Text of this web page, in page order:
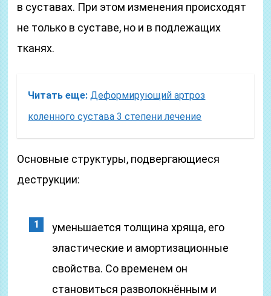
в суставах. При этом изменения происходят
не только в суставе, но и в подлежащих
тканях.
Читать еще: Деформирующий артроз
коленного сустава 3 степени лечение
Основные структуры, подвергающиеся
деструкции:
уменьшается толщина хряща, его
эластические и амортизационные
свойства. Со временем он
становиться разволокнённым и